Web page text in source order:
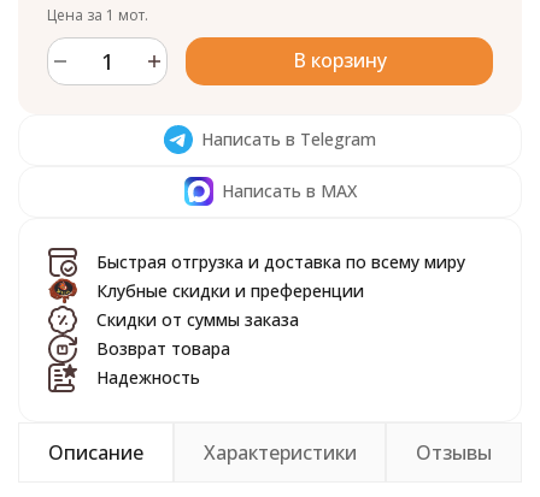
Цена за 1 мот.
В корзину
Написать в Telegram
Написать в MAX
Быстрая отгрузка и доставка по всему миру
Клубные скидки и преференции
Скидки от суммы заказа
Возврат товара
Надежность
Описание Характеристики Отзывы